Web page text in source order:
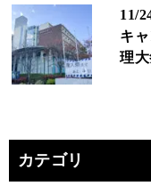
11/
キ
理大
カテゴリ